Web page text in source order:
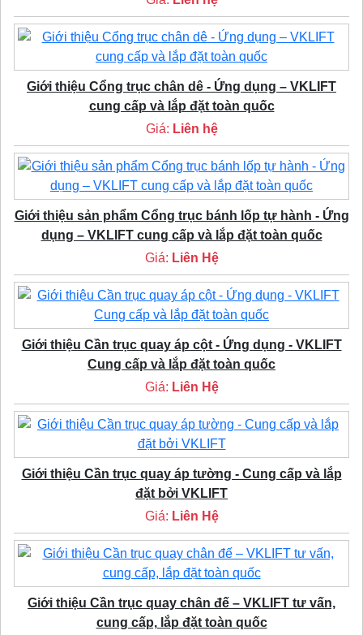
Giới thiệu Cổng trục chân dê - Ứng dụng – VKLIFT
cung cấp và lắp đặt toàn quốc
Giá: Liên hệ
Giới thiệu sản phẩm Cổng trục bánh lốp tự hành - Ứng
dụng – VKLIFT cung cấp và lắp đặt toàn quốc
Giá: Liên Hệ
Giới thiệu Cần trục quay áp cột - Ứng dụng - VKLIFT
Cung cấp và lắp đặt toàn quốc
Giá: Liên Hệ
Giới thiệu Cần trục quay áp tường - Cung cấp và lắp
đặt bởi VKLIFT
Giá: Liên Hệ
Giới thiệu Cần trục quay chân đế – VKLIFT tư vấn,
cung cấp, lắp đặt toàn quốc